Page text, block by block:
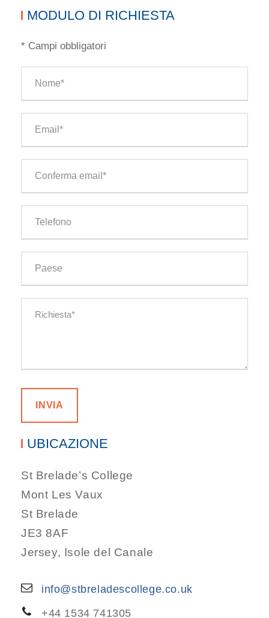
MODULO DI RICHIESTA
* Campi obbligatori
UBICAZIONE
St Brelade’s College
Mont Les Vaux
St Brelade
JE3 8AF
Jersey, Isole del Canale
info@stbreladescollege.co.uk
+44 1534 741305